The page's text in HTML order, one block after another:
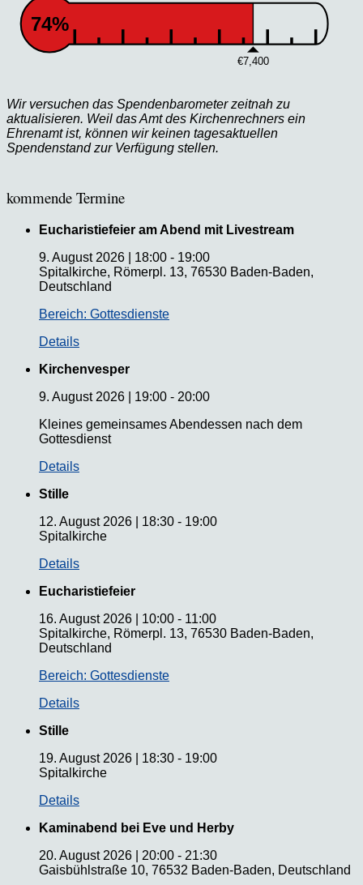
€7,400
74%
Wir versuchen das Spendenbarometer zeitnah zu
aktualisieren. Weil das Amt des Kirchenrechners ein
Ehrenamt ist, können wir keinen tagesaktuellen
Spendenstand zur Verfügung stellen.
kommende Termine
Eucharistiefeier am Abend mit Livestream
9. August 2026
18:00 - 19:00
Spitalkirche, Römerpl. 13, 76530 Baden-Baden,
Deutschland
Bereich: Gottesdienste
Details
Kirchenvesper
9. August 2026
19:00 - 20:00
Kleines gemeinsames Abendessen nach dem
Gottesdienst
Details
Stille
12. August 2026
18:30 - 19:00
Spitalkirche
Details
Eucharistiefeier
16. August 2026
10:00 - 11:00
Spitalkirche, Römerpl. 13, 76530 Baden-Baden,
Deutschland
Bereich: Gottesdienste
Details
Stille
19. August 2026
18:30 - 19:00
Spitalkirche
Details
Kaminabend bei Eve und Herby
20. August 2026
20:00 - 21:30
Gaisbühlstraße 10, 76532 Baden-Baden, Deutschland